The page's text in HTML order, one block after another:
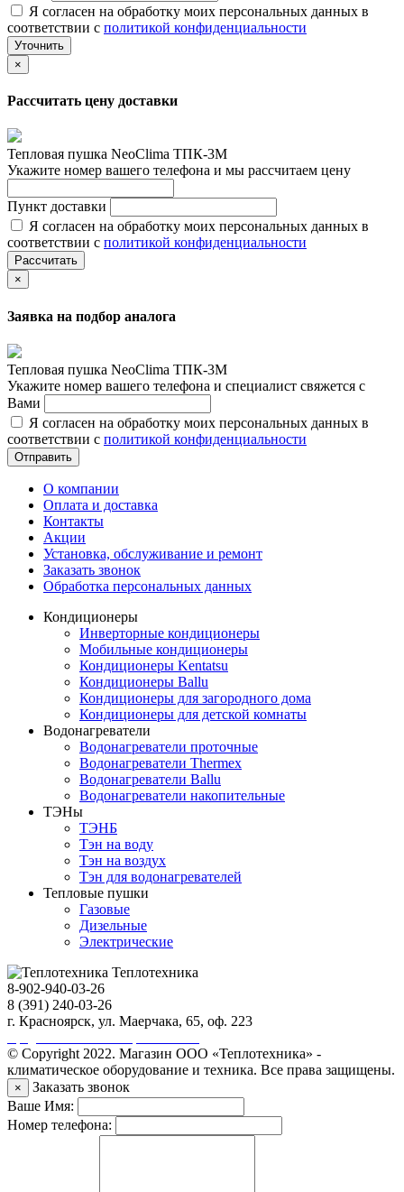
Я согласен на обработку моих персональных данных в
соответствии с политикой конфиденциальности
Уточнить
×
Рассчитать цену доставки
Тепловая пушка NeoClima ТПК-3М
Укажите номер вашего телефона и мы рассчитаем цену
Пункт доставки
Я согласен на обработку моих персональных данных в
соответствии с политикой конфиденциальности
Рассчитать
×
Заявка на подбор аналога
Тепловая пушка NeoClima ТПК-3М
Укажите номер вашего телефона и специалист свяжется с
Вами
Я согласен на обработку моих персональных данных в
соответствии с политикой конфиденциальности
Отправить
О компании
Оплата и доставка
Контакты
Акции
Установка, обслуживание и ремонт
Заказать звонок
Обработка персональных данных
Кондиционеры
Инверторные кондиционеры
Мобильные кондиционеры
Кондиционеры Kentatsu
Кондиционеры Ballu
Кондиционеры для загородного дома
Кондиционеры для детской комнаты
Водонагреватели
Водонагреватели проточные
Водонагреватели Thermex
Водонагреватели Ballu
Водонагреватели накопительные
ТЭНы
ТЭНБ
Тэн на воду
Тэн на воздух
Тэн для водонагревателей
Тепловые пушки
Газовые
Дизельные
Электрические
Теплотехника
8-902-940-03-26
8 (391) 240-03-26
г. Красноярск, ул. Маерчака, 65, оф. 223
© Copyright 2022. Магазин ООО «Теплотехника» -
климатическое оборудование и техника. Все права защищены.
×
Заказать звонок
Ваше Имя:
Номер телефона: